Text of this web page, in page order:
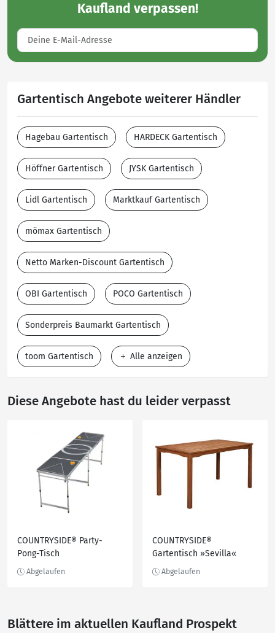
Kaufland verpassen!
Gartentisch Angebote weiterer Händler
Hagebau Gartentisch HARDECK Gartentisch
Höffner Gartentisch JYSK Gartentisch
Lidl Gartentisch Marktkauf Gartentisch
mömax Gartentisch
Netto Marken-Discount Gartentisch
OBI Gartentisch POCO Gartentisch
Sonderpreis Baumarkt Gartentisch
toom Gartentisch Alle anzeigen
Diese Angebote hast du leider verpasst
COUNTRYSIDE® Party-
Pong-Tisch
COUNTRYSIDE®
Gartentisch »Sevilla«
Blättere im aktuellen Kaufland Prospekt